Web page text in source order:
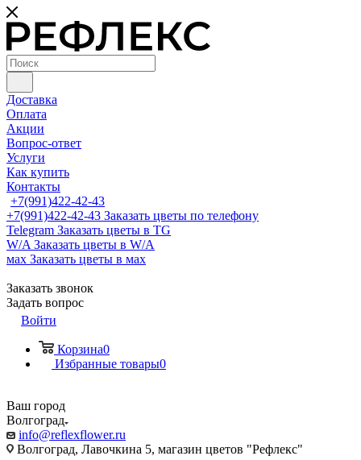
Доставка
Оплата
Акции
Вопрос-ответ
Услуги
Как купить
Контакты
+7(991)422-42-43
+7(991)422-42-43 Заказать цветы по телефону
Telegram Заказать цветы в TG
W/A Заказать цветы в W/A
мах Заказать цветы в мах
Заказать звонок
Задать вопрос
Войти
Корзина0
Избранные товары0
Ваш город
Волгоград
info@reflexflower.ru
Волгоград, Лавочкина 5, магазин цветов "Рефлекс"